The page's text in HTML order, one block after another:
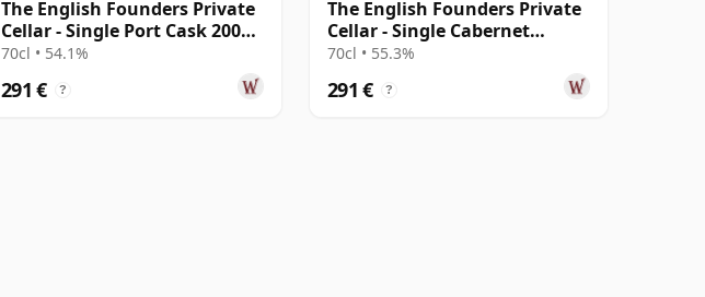
The English Founders Private
Cellar - Single Port Cask 2007
16 años
70cl • 54.1%
291 € ?
The English Founders Private
Cellar - Single Cabernet
Sauvigno 2007 17 años
70cl • 55.3%
291 € ?